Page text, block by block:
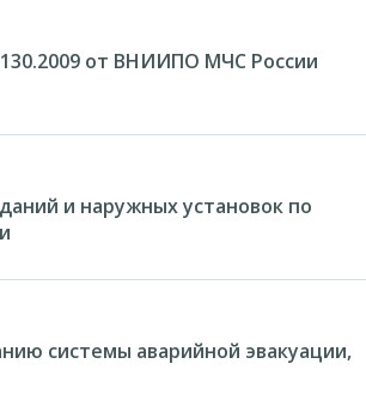
от ВНИИПО МЧС России
и наружных установок по
системы аварийной эвакуации,